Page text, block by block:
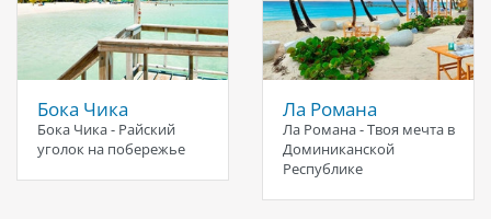
Бока Чика
Бока Чика - Райский
уголок на побережье
Ла Романа
Ла Романа - Твоя мечта в
Доминиканской
Республике